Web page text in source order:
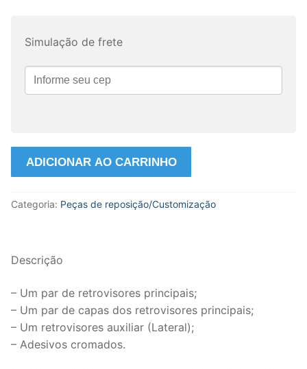
Simulação de frete
Espelhos
Caminhão
Brasileiro
1:50
da
Tekno.
quantidade
ADICIONAR AO CARRINHO
Categoria: Peças de reposição/Customização
Descrição
– Um par de retrovisores principais;
– Um par de capas dos retrovisores principais;
– Um retrovisores auxiliar (Lateral);
– Adesivos cromados.